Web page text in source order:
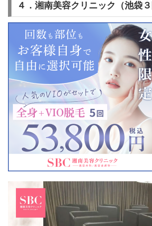
４．湘南美容クリニック（池袋３